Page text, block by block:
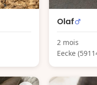
Olaf
2 mois
Eecke